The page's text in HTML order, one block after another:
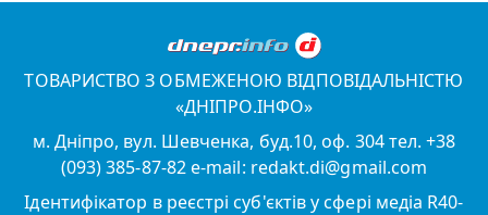
ТОВАРИСТВО З ОБМЕЖЕНОЮ ВІДПОВІДАЛЬНІСТЮ
«ДНІПРО.ІНФО»
м. Дніпро, вул. Шевченка, буд.10, оф. 304 тел. +38
(093) 385-87-82 e-mail: redakt.di@gmail.com
Ідентифікатор в реєстрі суб'єктів у сфері медіа R40-